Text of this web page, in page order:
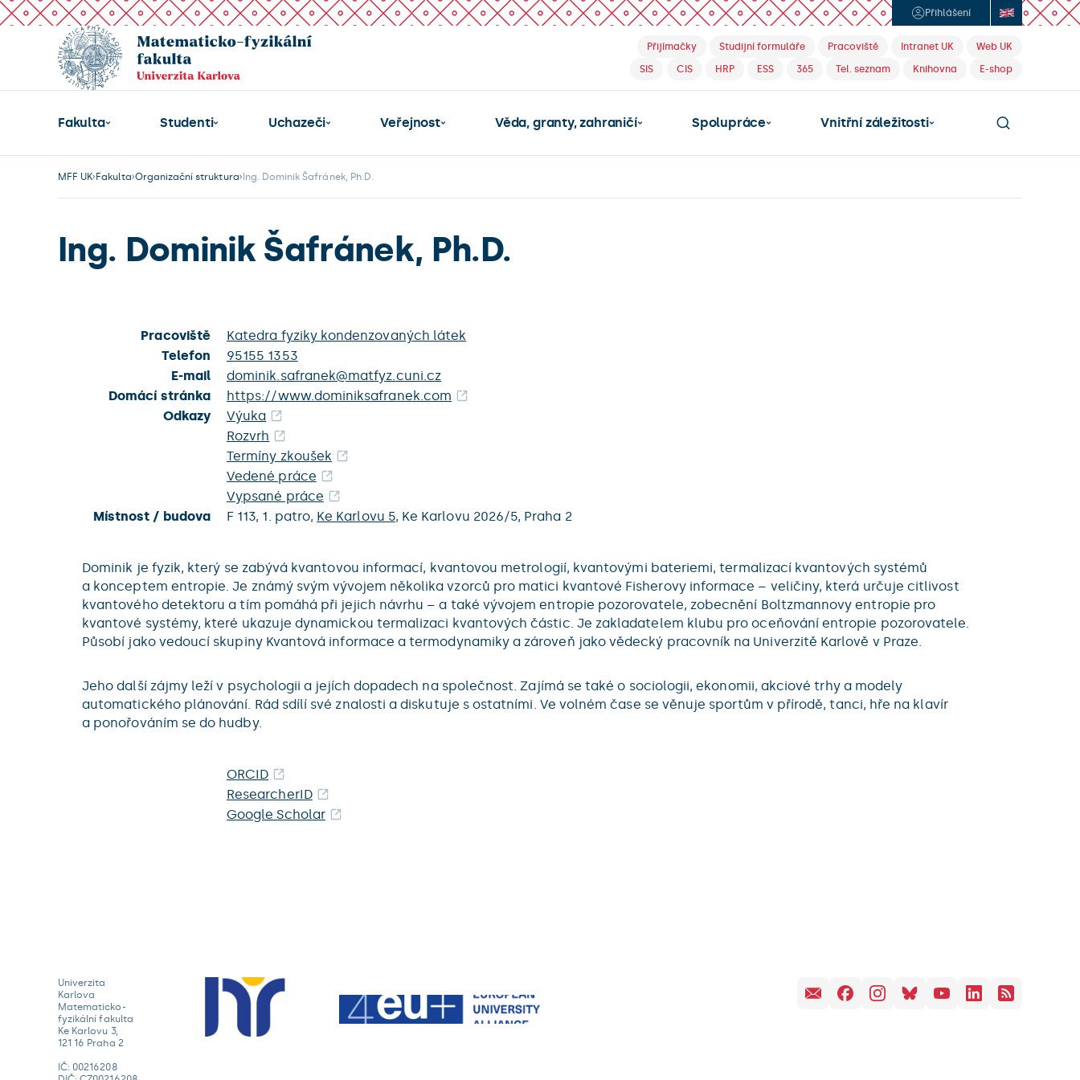
Přihlášení
Přijímačky Studijní formuláře Pracoviště Intranet UK
Web UK
SIS
CIS HRP ESS 365 Tel. seznam Knihovna E-shop
Fakulta Studenti Uchazeči Veřejnost Věda, granty, zahraničí Spolupráce Vnitřní záležitosti
MFF UK Fakulta Organizační struktura Ing. Dominik Šafránek, Ph.D.
Ing. Dominik Šafránek, Ph.D.
Pracoviště
Katedra fyziky kondenzovaných látek
Telefon
95155 1353
E-mail
dominik.safranek@matfyz.cuni.cz
Domácí stránka
https://www.dominiksafranek.com
Odkazy
Výuka
Rozvrh
Termíny zkoušek
Vedené práce
Vypsané práce
Místnost / budova
F 113, 1. patro, Ke Karlovu 5, Ke Karlovu 2026/5, Praha 2
Dominik je fyzik, který se zabývá kvantovou informací, kvantovou metrologií, kvantovými bateriemi, termalizací kvantových systémů
a konceptem entropie. Je známý svým vývojem několika vzorců pro matici kvantové Fisherovy informace – veličiny, která určuje citlivost
kvantového detektoru a tím pomáhá při jejich návrhu – a také vývojem entropie pozorovatele, zobecnění Boltzmannovy entropie pro
kvantové systémy, které ukazuje dynamickou termalizaci kvantových částic. Je zakladatelem klubu pro oceňování entropie pozorovatele.
Působí jako vedoucí skupiny Kvantová informace a termodynamiky a zároveň jako vědecký pracovník na Univerzitě Karlově v Praze.
Jeho další zájmy leží v psychologii a jejích dopadech na společnost. Zajímá se také o sociologii, ekonomii, akciové trhy a modely
automatického plánování. Rád sdílí své znalosti a diskutuje s ostatními. Ve volném čase se věnuje sportům v přírodě, tanci, hře na klavír
a ponořováním se do hudby.
ORCID
ResearcherID
Google Scholar
Univerzita
Karlova
Matematicko-
fyzikální fakulta
Ke Karlovu 3,
121 16 Praha 2
IČ: 00216208